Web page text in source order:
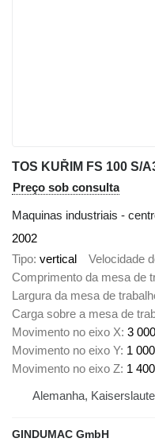
TOS KUŘIM FS 100 S/
Preço sob consulta
Maquinas industriais -
2002
Tipo vertical Velocidade
Comprimento da mesa de
Largura da mesa de
Carga sobre a mesa de
Movimento no eixo X 3
Movimento no eixo Y 1
Movimento no eixo Z 1
Alemanha,
GINDUMAC GmbH